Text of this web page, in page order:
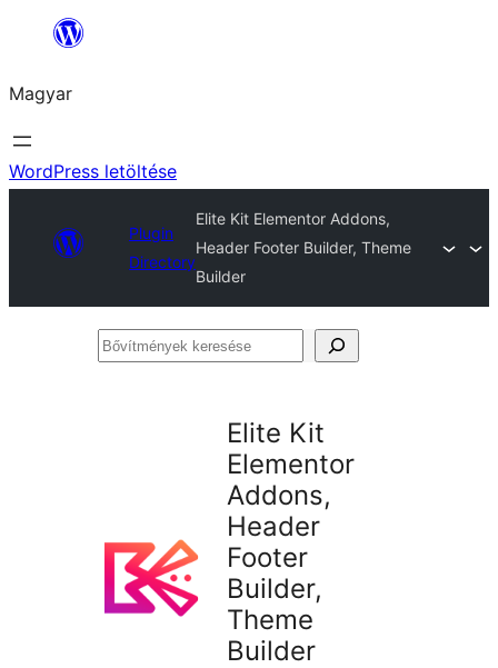
Ugrás
tartalomhoz
Magyar
WordPress letöltése
Plugin
Directory
Elite Kit Elementor Addons,
Header Footer Builder, Theme
Builder
Bővítmények
Elite Kit
Elementor
Addons,
Header
Footer
Builder,
Theme
Builder